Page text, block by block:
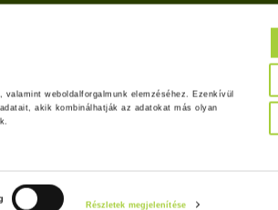
weboldalforgalmunk elemzéséhez. Ezenkívül
akik kombinálhatják az adatokat más olyan
Részletek megjelenítése